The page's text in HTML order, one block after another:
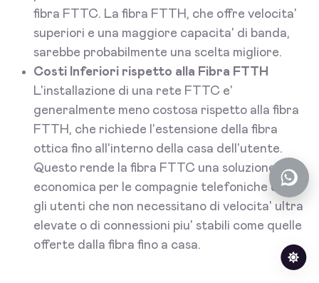
fibra FTTC. La fibra FTTH, che offre velocita'
superiori e una maggiore capacita' di banda,
sarebbe probabilmente una scelta migliore.
Costi Inferiori rispetto alla Fibra FTTH
L'installazione di una rete FTTC e'
generalmente meno costosa rispetto alla fibra
FTTH, che richiede l'estensione della fibra
ottica fino all'interno della casa dell'utente.
Questo rende la fibra FTTC una soluzione piu'
economica per le compagnie telefoniche e per
gli utenti che non necessitano di velocita' ultra
elevate o di connessioni piu' stabili come quelle
offerte dalla fibra fino a casa.